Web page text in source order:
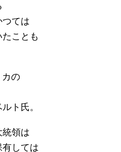
ては
ことも
の
ト氏。
統領は
しては